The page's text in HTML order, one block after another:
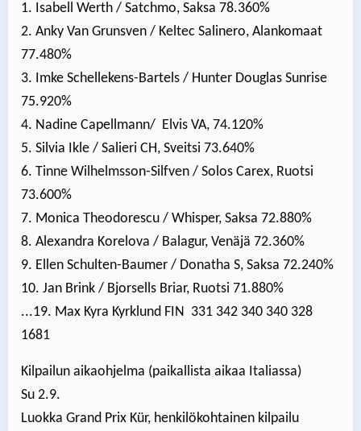
1. Isabell Werth / Satchmo, Saksa 78.360%
2. Anky Van Grunsven / Keltec Salinero, Alankomaat
77.480%
3. Imke Schellekens-Bartels / Hunter Douglas Sunrise
75.920%
4. Nadine Capellmann/ Elvis VA, 74.120%
5. Silvia Ikle / Salieri CH, Sveitsi 73.640%
6. Tinne Wilhelmsson-Silfven / Solos Carex, Ruotsi
73.600%
7. Monica Theodorescu / Whisper, Saksa 72.880%
8. Alexandra Korelova / Balagur, Venäjä 72.360%
9. Ellen Schulten-Baumer / Donatha S, Saksa 72.240%
10. Jan Brink / Bjorsells Briar, Ruotsi 71.880%
...19. Max Kyra Kyrklund FIN 331 342 340 340 328
1681
Kilpailun aikaohjelma (paikallista aikaa Italiassa)
Su 2.9.
Luokka Grand Prix Kür, henkilökohtainen kilpailu